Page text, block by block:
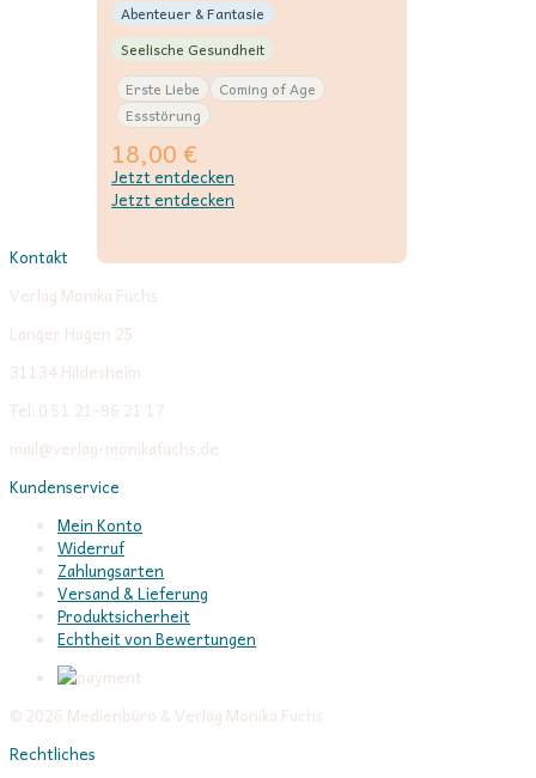
Abenteuer & Fantasie
Seelische Gesundheit
Erste Liebe
Coming of Age
Essstörung
18,00€
Jetzt entdecken
Jetzt entdecken
Kontakt
Verlag Monika Fuchs
Langer Hagen 25
31134 Hildesheim
Tel: 0 51 21-96 21 17
mail@verlag-monikafuchs.de
Kundenservice
Mein Konto
Widerruf
Zahlungsarten
Versand & Lieferung
Produktsicherheit
Echtheit von Bewertungen
© 2026 Medienbüro & Verlag Monika Fuchs
Rechtliches